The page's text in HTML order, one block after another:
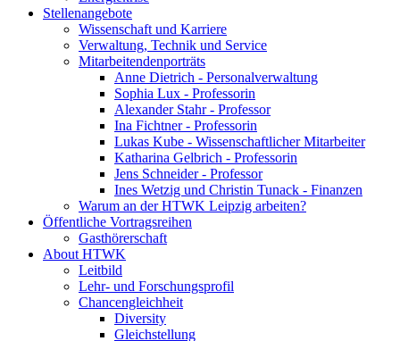
Stellenangebote
Wissenschaft und Karriere
Verwaltung, Technik und Service
Mitarbeitendenporträts
Anne Dietrich - Personalverwaltung
Sophia Lux - Professorin
Alexander Stahr - Professor
Ina Fichtner - Professorin
Lukas Kube - Wissenschaftlicher Mitarbeiter
Katharina Gelbrich - Professorin
Jens Schneider - Professor
Ines Wetzig und Christin Tunack - Finanzen
Warum an der HTWK Leipzig arbeiten?
Öffentliche Vortragsreihen
Gasthörerschaft
About HTWK
Leitbild
Lehr- und Forschungsprofil
Chancengleichheit
Diversity
Gleichstellung